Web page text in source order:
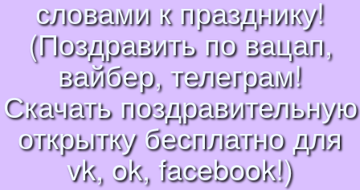
словами к празднику!
(Поздравить по вацап,
вайбер, телеграм!
Скачать поздравительную
открытку бесплатно для
vk, ok, facebook!)